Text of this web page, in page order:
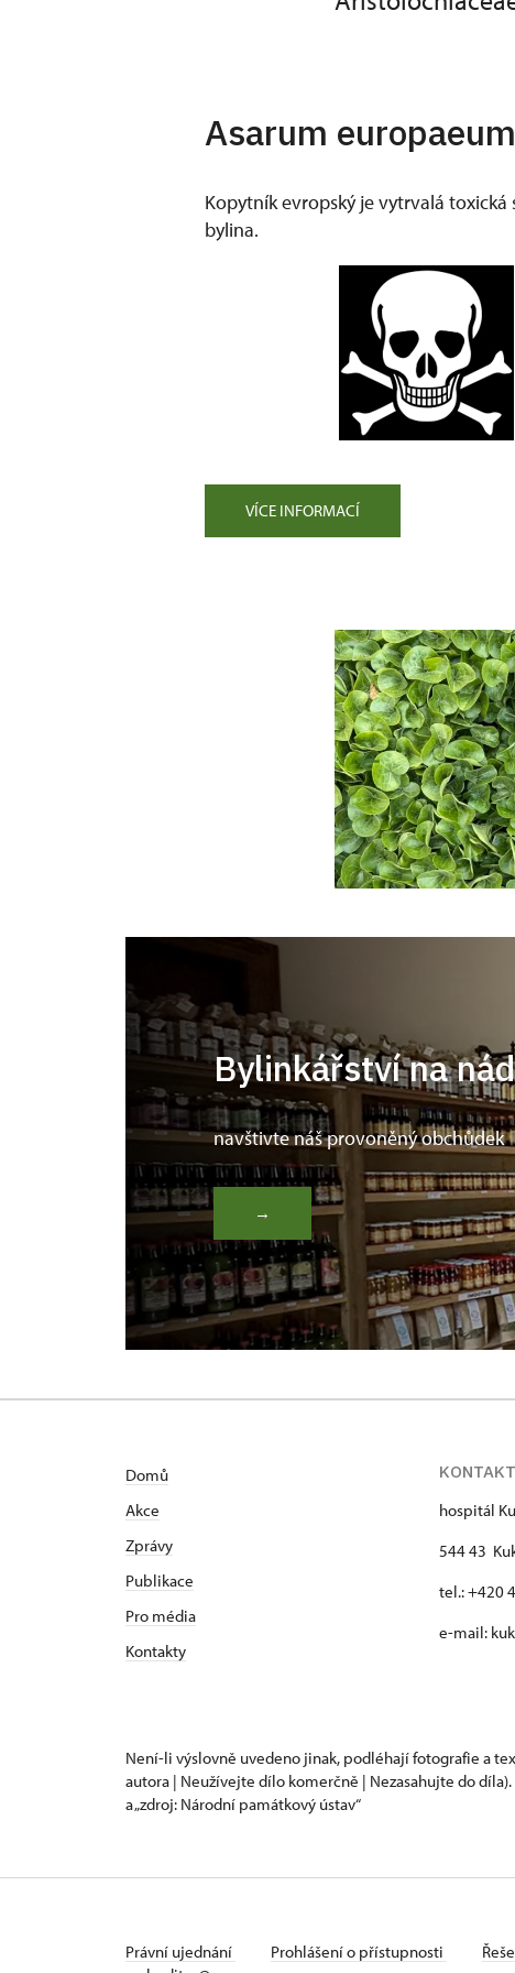
Asarum
Kopytník evropský je vytrvalá toxická
bylina.
VÍCE INFORMACÍ
Bylinkářství na
navštivte náš provoněný obchůdek
→
Domů
Akce
Zprávy
Publikace
Pro média
Kontakty
KONTAKT
hospitál
544 43
tel.: +420
e-mail:
Není-li výslovně uvedeno jinak, podléhají fotografie a
autora | Neužívejte dílo komerčně | Nezasahujte do
a „zdroj: Národní památkový ústav“
Právní ujednání Prohlášení o přístupnosti